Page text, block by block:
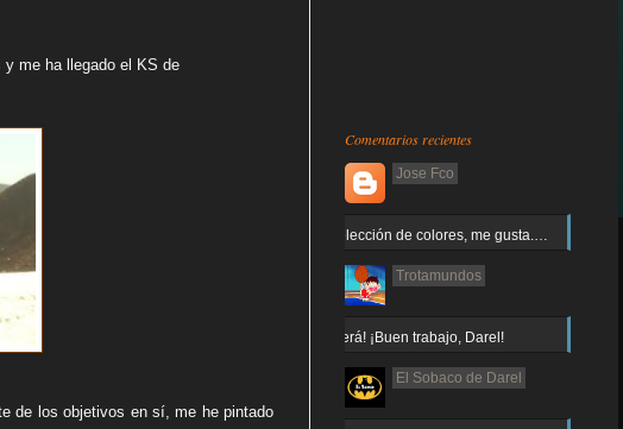
me ha llegado el KS de
de los objetivos en sí, me he pintado
Comentarios recientes
Jose Fco
Muy buena elección de colores, me gusta.…
Trotamundos
¡Arnor no caerá! ¡Buen trabajo, Darel!
El Sobaco de Darel